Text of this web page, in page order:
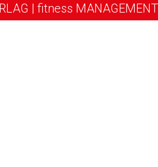
| fitness MANAGEMENT